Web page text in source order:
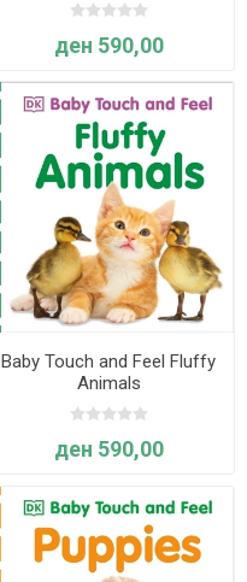
ден 590,00
Baby Touch and Feel Fluffy
Animals
ден 590,00